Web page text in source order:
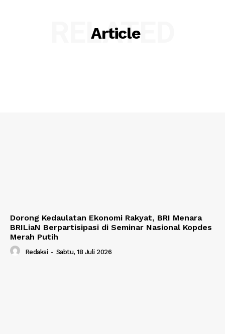
Article
RELATED
Dorong Kedaulatan Ekonomi Rakyat, BRI Menara
BRILiaN Berpartisipasi di Seminar Nasional Kopdes
Merah Putih
Redaksi - Sabtu, 18 Juli 2026